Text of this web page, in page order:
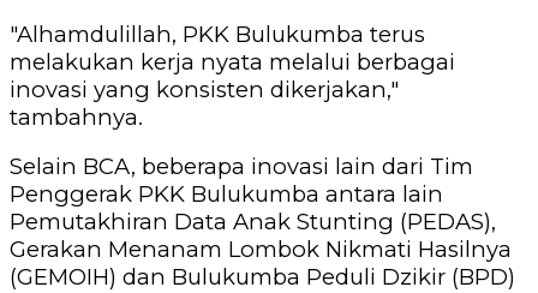
"Alhamdulillah, PKK Bulukumba terus
melakukan kerja nyata melalui berbagai
inovasi yang konsisten dikerjakan,"
tambahnya.
Selain BCA, beberapa inovasi lain dari Tim
Penggerak PKK Bulukumba antara lain
Pemutakhiran Data Anak Stunting (PEDAS),
Gerakan Menanam Lombok Nikmati Hasilnya
(GEMOIH) dan Bulukumba Peduli Dzikir (BPD)